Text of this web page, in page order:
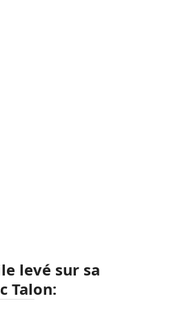
levé sur sa
Talon: